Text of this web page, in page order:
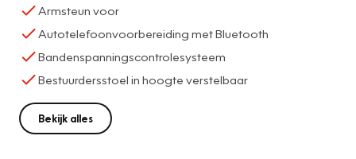
Armsteun voor
Autotelefoonvoorbereiding met Bluetooth
Bandenspanningscontrolesysteem
Bestuurdersstoel in hoogte verstelbaar
Bekijk alles